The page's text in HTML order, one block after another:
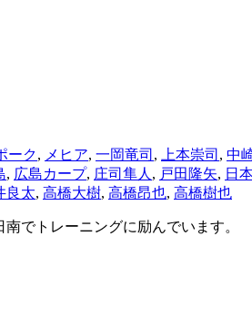
ーク, メヒア, 一岡竜司 , 上本崇司 , 中
, 広島カープ, 庄司隼人 , 戸田隆矢, 日
良太, 高橋大樹, 高橋昂也, 高橋樹也
でトレーニングに励んでいます